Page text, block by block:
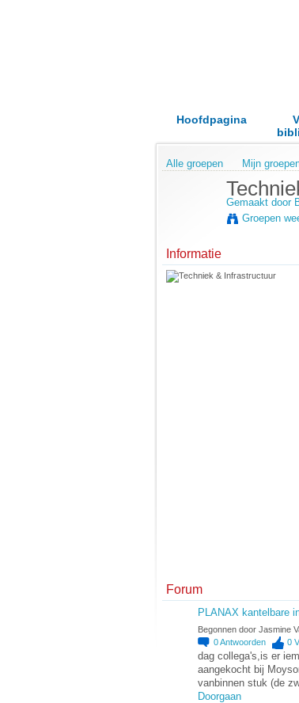
Hoofdpagina
Alle groepen Mijn
Gemaakt door
Groepen
Informatie
Forum
PLANAX kantelbare
Begonnen door Jasmine
0Antwoorden 0
dag collega's,is er
aangekocht bij
vanbinnen stuk (de
Doorgaan